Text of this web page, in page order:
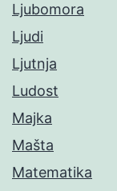
Ljubomora
Ljudi
Ljutnja
Ludost
Majka
Mašta
Matematika